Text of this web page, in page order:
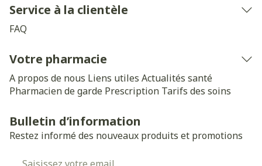
Service à la clientèle
FAQ
Votre pharmacie
A propos de nous Liens utiles Actualités santé
Pharmacien de garde Prescription Tarifs des soins
Bulletin d’information
Restez informé des nouveaux produits et promotions